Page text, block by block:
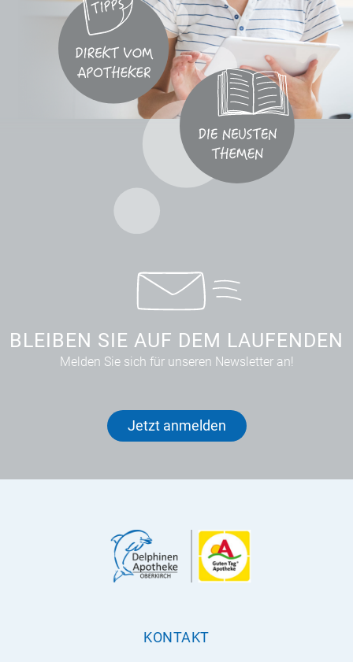
BLEIBEN SIE AUF DEM LAUFENDEN
Melden Sie sich für unseren Newsletter an!
Jetzt anmelden
KONTAKT